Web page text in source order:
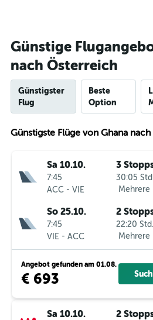
Günstige
nach Österreich
Günstigster
Flug
Beste
Option
Günstigste Flüge von Ghana
Sa 10.10.
7:45
ACC - VIE
3
30:05
Mehrere
So 25.10.
7:45
VIE - ACC
2
22:20 Std.
Mehrere
Angebot gefunden am 01.08.
€ 693
Sa 10.10. 2